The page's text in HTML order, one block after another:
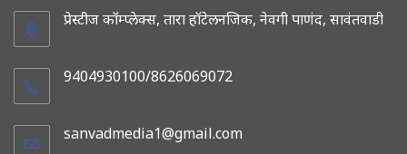
प्रेस्टीज कॉम्प्लेक्स, तारा हॉटेलनजिक, नेवगी पाणंद, सावंतवाडी
9404930100/8626069072
sanvadmedia1@gmail.com